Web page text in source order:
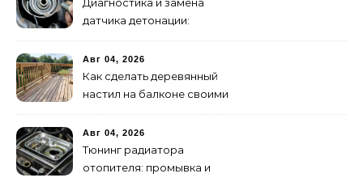
датчика детонации:
Авг 04, 2026
Как сделать деревянный
настил на балконе своими
инструкция
Авг 04, 2026
Тюнинг радиатора
отопителя: промывка и